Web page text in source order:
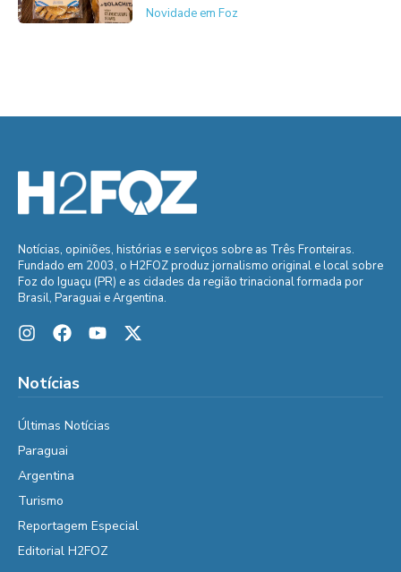
Novidade em Foz
Notícias, opiniões, histórias e serviços sobre as Três Fronteiras.
Fundado em 2003, o H2FOZ produz jornalismo original e local sobre
Foz do Iguaçu (PR) e as cidades da região trinacional formada por
Brasil, Paraguai e Argentina.
Notícias
Últimas Notícias
Paraguai
Argentina
Turismo
Reportagem Especial
Editorial H2FOZ